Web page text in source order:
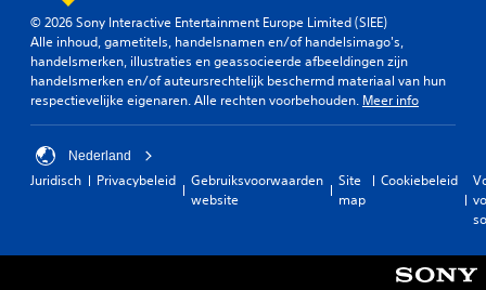
© 2026 Sony Interactive Entertainment Europe Limited (SIEE)
Alle inhoud, gametitels, handelsnamen en/of handelsimago's,
handelsmerken, illustraties en geassocieerde afbeeldingen zijn
handelsmerken en/of auteursrechtelijk beschermd materiaal van hun
respectievelijke eigenaren. Alle rechten voorbehouden. Meer info
Nederland
Juridisch Privacybeleid
Gebruiksvoorwaarden
website
Site
map
Cookiebeleid